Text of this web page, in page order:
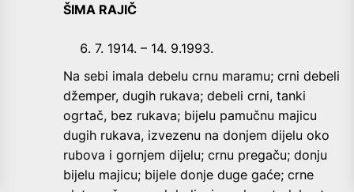
ŠIMA RAJIČ
7. 1914. – 14. 9.1993.
Na sebi imala debelu crnu maramu; crni debeli
džemper, dugih rukava; debeli crni, tanki
ogrtač, bez rukava; bijelu pamučnu majicu
dugih rukava, izvezenu na donjem dijelu oko
rubova i gornjem dijelu; crnu pregaču; donju
bijelu majicu; bijele donje duge gaće; crne